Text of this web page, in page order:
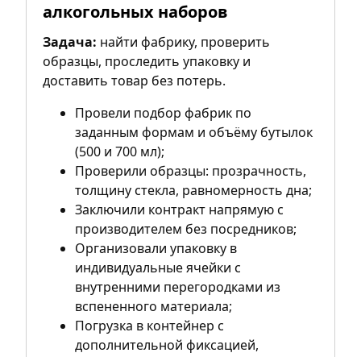
алкогольных наборов
Задача: найти фабрику, проверить
образцы, проследить упаковку и
доставить товар без потерь.
Провели подбор фабрик по
заданным формам и объёму бутылок
(500 и 700 мл);
Проверили образцы: прозрачность,
толщину стекла, равномерность дна;
Заключили контракт напрямую с
производителем без посредников;
Организовали упаковку в
индивидуальные ячейки с
внутренними перегородками из
вспененного материала;
Погрузка в контейнер с
дополнительной фиксацией,